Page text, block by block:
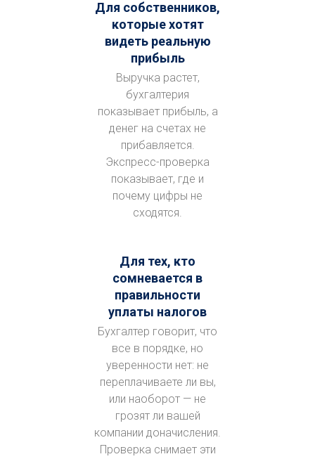
Для собственников,
которые хотят
видеть реальную
прибыль
Выручка растет,
бухгалтерия
показывает прибыль, а
денег на счетах не
прибавляется.
Экспресс-проверка
показывает, где и
почему цифры не
сходятся.
Для тех, кто
сомневается в
правильности
уплаты налогов
Бухгалтер говорит, что
все в порядке, но
уверенности нет: не
переплачиваете ли вы,
или наоборот — не
грозят ли вашей
компании доначисления.
Проверка снимает эти